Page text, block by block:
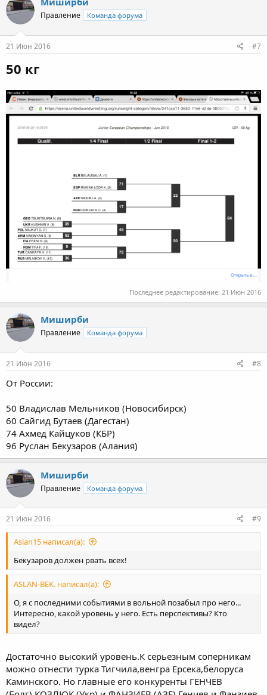
Правление Команда форума
21 Июн 2016 #7
50 кг
Последнее редактирование: 21 Июн 2016
Миширби
Правление Команда форума
21 Июн 2016 #8
От России:
50 Владислав Мельников (Новосибирск)
60 Сайгид Бутаев (Дагестан)
74 Ахмед Кайцуков (КБР)
96 Руслан Бекузаров (Алания)
Миширби
Правление Команда форума
21 Июн 2016 #9
Aslan15 написал(а):
Бекузаров должен рвать всех!
ASLAN-BEK. написал(а):
О, я с последними событиями в вольной позабыл про него...
Интересно, какой уровень у него. Есть перспективы? Кто
видел?
Достаточно высокий уровень.К серьезным соперникам
можно отнести турка Тигчила,венгра Ерсека,белоруса
Каминского. Но главные его конкуренты ГЕНЧЕВ